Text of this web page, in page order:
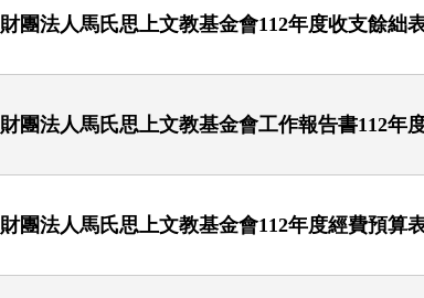
財團法人馬氏思上文教基金會112年度收支餘絀
財團法人馬氏思上文教基金會工作報告書112年
財團法人馬氏思上文教基金會112年度經費預算